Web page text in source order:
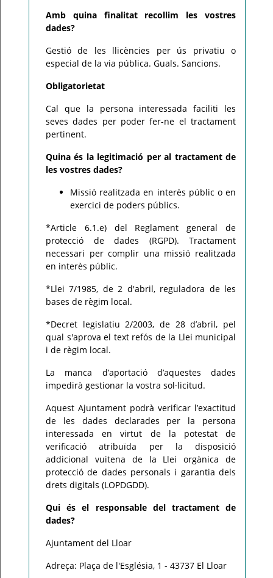
Amb quina finalitat recollim les vostres
dades?
Gestió de les llicències per ús privatiu o
especial de la via pública. Guals. Sancions.
Obligatorietat
Cal que la persona interessada faciliti les
seves dades per poder fer-ne el tractament
pertinent.
Quina és la legitimació per al tractament de
les vostres dades?
Missió realitzada en interès públic o en
exercici de poders públics.
*Article 6.1.e) del Reglament general de
protecció de dades (RGPD). Tractament
necessari per complir una missió realitzada
en interès públic.
*Llei 7/1985, de 2 d'abril, reguladora de les
bases de règim local.
*Decret legislatiu 2/2003, de 28 d’abril, pel
qual s'aprova el text refós de la Llei municipal
i de règim local.
La manca d’aportació d’aquestes dades
impedirà gestionar la vostra sol·licitud.
Aquest Ajuntament podrà verificar l’exactitud
de les dades declarades per la persona
interessada en virtut de la potestat de
verificació atribuïda per la disposició
addicional vuitena de la Llei orgànica de
protecció de dades personals i garantia dels
drets digitals (LOPDGDD).
Qui és el responsable del tractament de
dades?
Ajuntament del Lloar
Adreça: Plaça de l'Església, 1 - 43737 El Lloar